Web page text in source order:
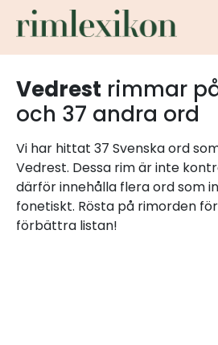
Vedrest rimmar
och 37 andra ord
Vi har hittat 37 Svenska ord
Vedrest. Dessa rim är inte
därför innehålla flera ord som
fonetiskt. Rösta på rimorden
förbättra listan!